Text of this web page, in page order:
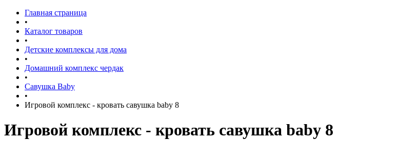
Главная страница
•
Каталог товаров
•
Детские комплексы для дома
•
Домашний комплекс чердак
•
Савушка Baby
•
Игровой комплекс - кровать савушка baby 8
Игровой комплекс - кровать савушка baby 8